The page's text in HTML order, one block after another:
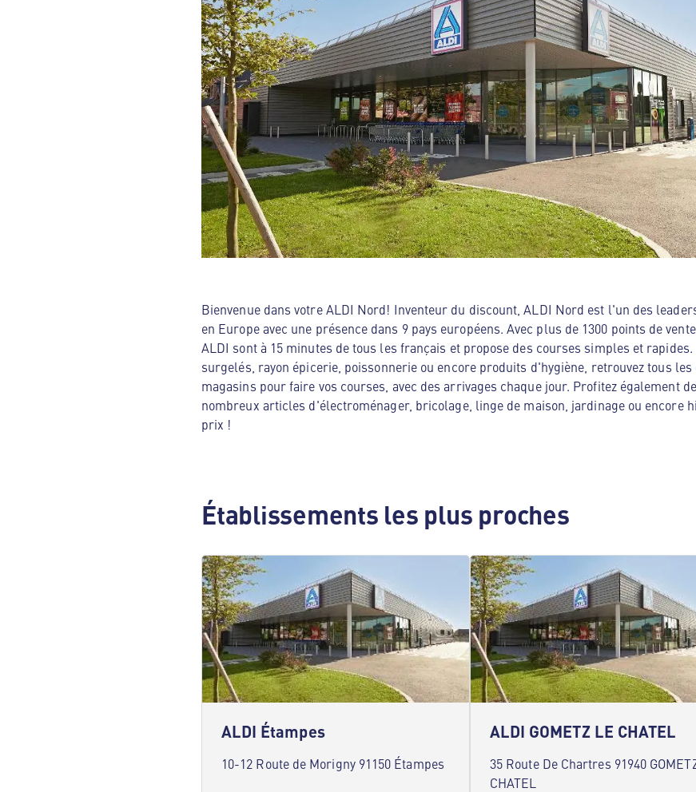
Bienvenue dans votre ALDI Nord! Inventeur du discount, ALDI Nord est l'un des
en Europe avec une présence dans 9 pays européens. Avec plus de 1300 points de
ALDI sont à 15 minutes de tous les français et propose des courses simples et
surgelés, rayon épicerie, poissonnerie ou encore produits d'hygiène, retrouvez tous les
magasins pour faire vos courses, avec des arrivages chaque jour. Profitez également
nombreux articles d'électroménager, bricolage, linge de maison, jardinage ou encore
prix !
Établissements les plus proches
ALDI Étampes
10-12 Route de Morigny 91150 Étampes
ALDI GOMETZ LE CHATEL
35 Route De Chartres 91940
CHATEL